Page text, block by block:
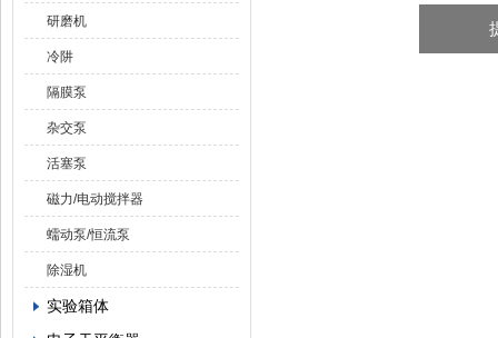
研磨机
冷阱
隔膜泵
杂交泵
活塞泵
磁力/电动搅拌器
蠕动泵/恒流泵
除湿机
实验箱体